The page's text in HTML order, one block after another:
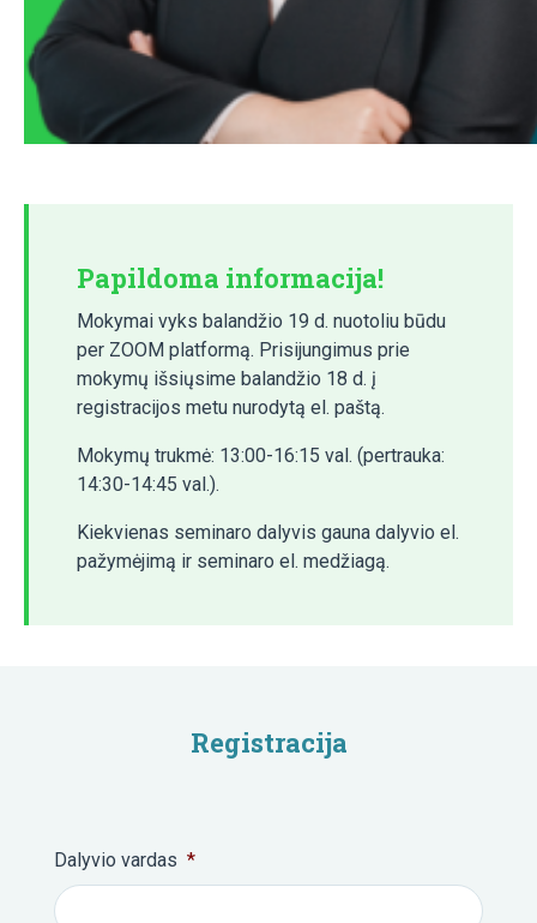
Papildoma informacija!
Mokymai vyks balandžio 19 d. nuotoliu būdu
per ZOOM platformą. Prisijungimus prie
mokymų išsiųsime balandžio 18 d. į
registracijos metu nurodytą el. paštą.
Mokymų trukmė: 13:00-16:15 val. (pertrauka:
14:30-14:45 val.).
Kiekvienas seminaro dalyvis gauna dalyvio el.
pažymėjimą ir seminaro el. medžiagą.
Registracija
Dalyvio vardas *